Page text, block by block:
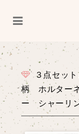
３点セッ
柄 ホルター
ー シャーリ